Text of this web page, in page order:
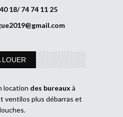
18/ 74 74 11 25
LOUER
location des bureaux à
ventilos plus débarras et